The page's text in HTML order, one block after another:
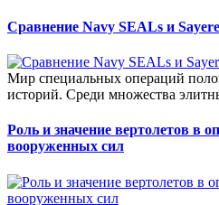
Сравнение Navy SEALs и
Мир специальных операций
историй. Среди множества
Роль и значение вертолетов в
вооруженных сил